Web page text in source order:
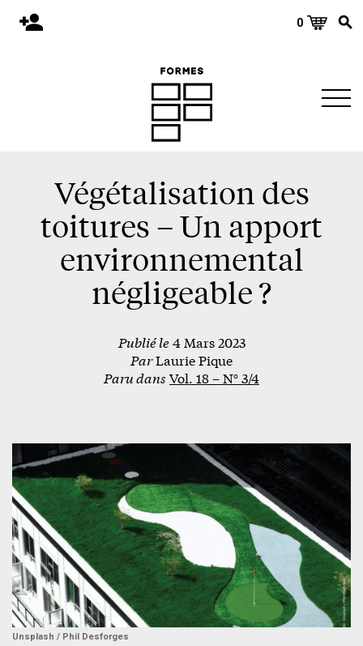
0
Matériaux
Environnement
À propos
Événements et conférences
Végétalisation des
toitures – Un apport
environnemental
négligeable ?
Publié le4 Mars 2023
ParLaurie Pique
Paru dans Vol. 18 – N° 3/4
Unsplash / Phil Desforges